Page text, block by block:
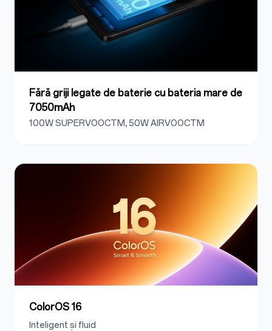
Fără griji legate de baterie cu bateria mare de
7050mAh
100W SUPERVOOCTM, 50W AIRVOOCTM
ColorOS 16
Inteligent și fluid